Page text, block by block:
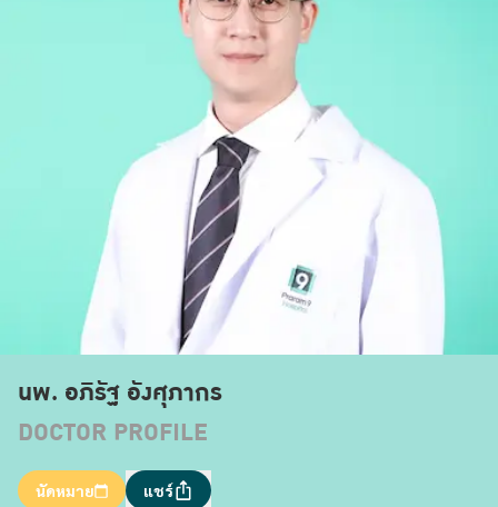
นพ. อภิรัฐ อังศุภากร
DOCTOR PROFILE
นัดหมาย แชร์